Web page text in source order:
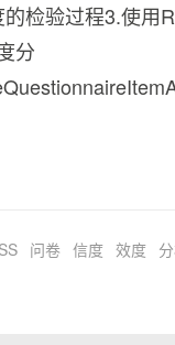
检验过程3.使用
分
问卷 信度 效度